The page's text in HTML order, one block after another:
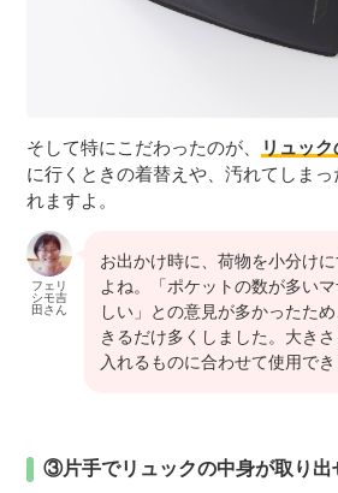
そして特にこだわったのが、 リュッ
に行くときの着替えや、汚れてしま
れますよ。
フェリ
シモ吉
田さん
お出かけ時に、荷物を小分け
よね。「ポケットの数が多い
しい」との意見が多かったた
きるだけ多くしました。大きさ
入れるものに合わせて使用でき
③片手でリュックの中身が取り出